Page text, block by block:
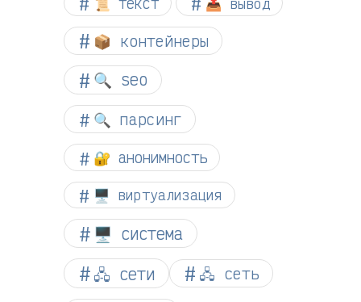
📦 контейнеры
🔍 seo
🔍 парсинг
🔐 анонимность
🖥️ виртуализация
🖥️ система
🖧 сети
🖧 сеть